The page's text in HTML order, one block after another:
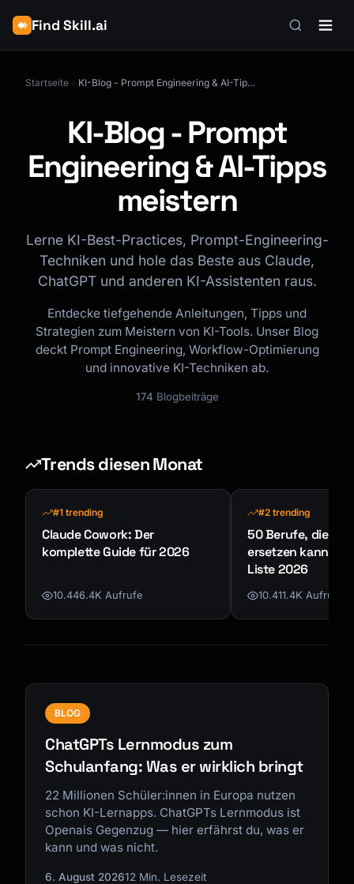
Find Skill.ai
Startseite KI-Blog - Prompt Engineering & AI-Tipps meistern
KI-Blog - Prompt
Engineering & AI-Tipps
meistern
Lerne KI-Best-Practices, Prompt-Engineering-
Techniken und hole das Beste aus Claude,
ChatGPT und anderen KI-Assistenten raus.
Entdecke tiefgehende Anleitungen, Tipps und
Strategien zum Meistern von KI-Tools. Unser Blog
deckt Prompt Engineering, Workflow-Optimierung
und innovative KI-Techniken ab.
174 Blogbeiträge
Trends diesen Monat
#1 trending
Claude Cowork: Der
komplette Guide für 2026
10.446.4K Aufrufe
#2 trending
50 Berufe, die KI
ersetzen kann -
Liste 2026
10.411.4K Aufrufe
BLOG
ChatGPTs Lernmodus zum
Schulanfang: Was er wirklich bringt
22 Millionen Schüler:innen in Europa nutzen
schon KI-Lernapps. ChatGPTs Lernmodus ist
Openais Gegenzug — hier erfährst du, was er
kann und was nicht.
6. August 202612 Min. Lesezeit